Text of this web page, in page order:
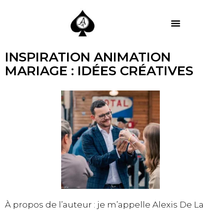
INSPIRATION ANIMATION
MARIAGE : IDÉES CRÉATIVES
À propos de l’auteur : je m’appelle Alexis De La